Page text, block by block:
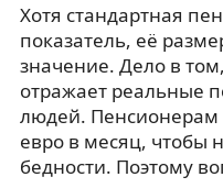
Хотя стандартная
показатель, её
значение. Дело в
отражает реальные
людей. Пенсионерам
евро в месяц, чтобы
бедности. Поэтому